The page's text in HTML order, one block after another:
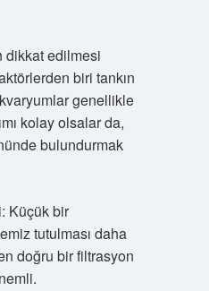
dikkat edilmesi
biri tankın
genellikle
kolay olsalar da,
bulundurmak
Küçük bir
tutulması daha
doğru bir filtrasyon